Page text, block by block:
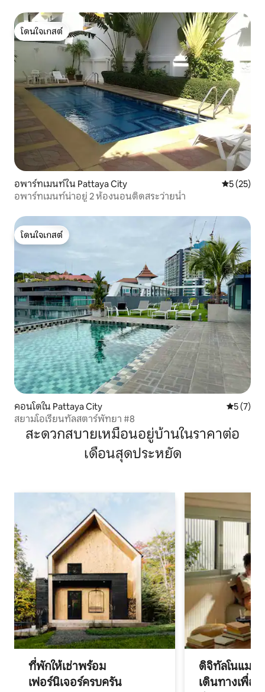
โดนใจเกสต์
โดนใจเกสต์
อพาร์ทเมนท์ใน Pattaya City คะแนนเฉลี่
5 (25)
อพาร์ทเมนท์น่าอยู่ 2 ห้องนอนติดสระว่ายน้ำ
โดนใจเกสต์
โดนใจเกสต์
คอนโดใน Pattaya City คะแนนเฉ
5 (7)
สยามโอเรียนทัลสตาร์พัทยา #8
สะดวกสบายเหมือนอยู่บ้านในราคาต่อ
เดือนสุดประหยัด
ที่พักให้เช่าพร้อม
เฟอร์นิเจอร์ครบครัน
ดิจิทัลโนแมด
เดินทางเพื่อ